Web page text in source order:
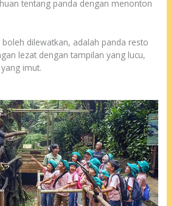
tentang panda dengan menonton
dilewatkan, adalah panda resto
lezat dengan tampilan yang lucu,
imut.